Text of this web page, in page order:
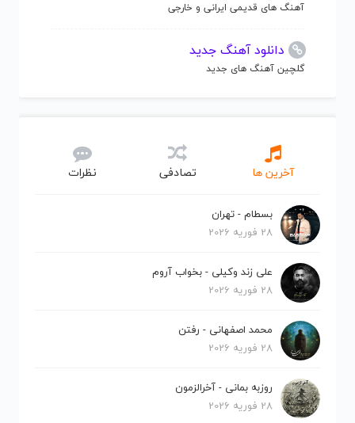
آهنگ های قدیمی ایرانی و خارجی
دانلود آهنگ جدید
گلچین آهنگ های جدید
آخرین ها تصادفی نظرات
بسطام - تهران
28 فوریه 2026
علی زند وکیلی - بخواب آروم
28 فوریه 2026
محمد اصفهانی - رفتن
28 فوریه 2026
روزبه بمانی - آخرالزمون
28 فوریه 2026